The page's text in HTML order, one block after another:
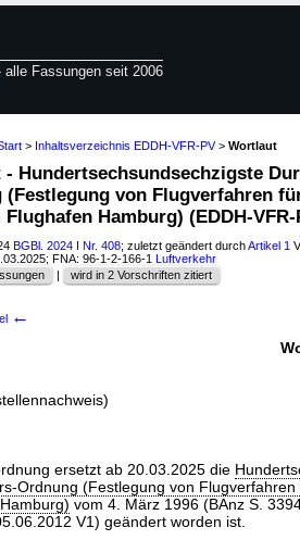
Fassungen seit 2006
> Inhaltsverzeichnis EDDH-VFR-PV> Wortlaut
- Hundertsechsundsechzigste
(Festlegung von Flugverfahren
Flughafen Hamburg) (EDDH-VFR-
BGBl. 2024 I Nr. 408; zuletzt geändert durchArtikel 1
FNA: 96-1-2-166-1 Luftverkehr
| wird in 2 Vorschriften zitiert
←
ersetzt ab 20.03.2025 die
Ordnung (Festlegung von
vom 4. März 1996 (BAnz S.
V1) geändert worden ist.